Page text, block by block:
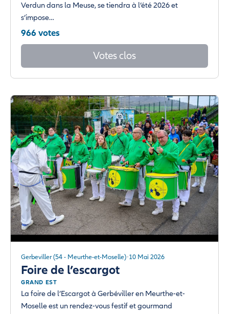
Verdun dans la Meuse, se tiendra à l’été 2026 et
s’impose…
966 votes
Votes clos
Gerbeviller (54 - Meurthe-et-Moselle) 10 Mai 2026
Foire de l’escargot
GRAND EST
La foire de l’Escargot à Gerbéviller en Meurthe-et-
Moselle est un rendez-vous festif et gourmand